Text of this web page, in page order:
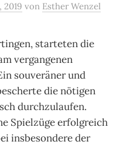
2019 von Esther Wenzel
starteten die
vergangenen
souveräner und
die nötigen
durchzulaufen.
Spielzüge erfolgreich
insbesondere der